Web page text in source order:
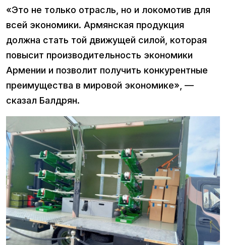
«Это не только отрасль, но и локомотив для
всей экономики. Армянская продукция
должна стать той движущей силой, которая
повысит производительность экономики
Армении и позволит получить конкурентные
преимущества в мировой экономике», —
сказал Балдрян.